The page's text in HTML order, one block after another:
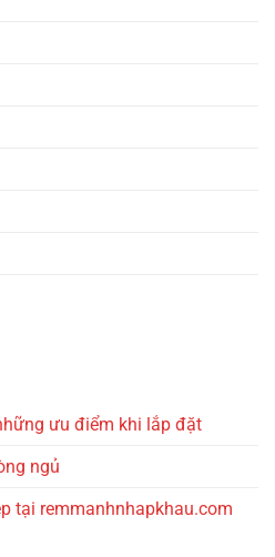
ưu điểm khi lắp đặt
ngủ
tại remmanhnhapkhau.com